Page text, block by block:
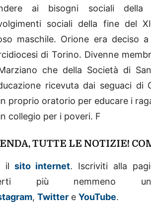
ai bisogni sociali
sociali della fine del
maschile. Orione era deciso
di Torino. Divenne
che della Società di
ricevuta dai seguaci
proprio oratorio per educare i
collegio per i poveri. F
TUTTE LE NOTIZIE!
il sito internet. Iscriviti alla
più nemmeno
, Twitter e YouTube.